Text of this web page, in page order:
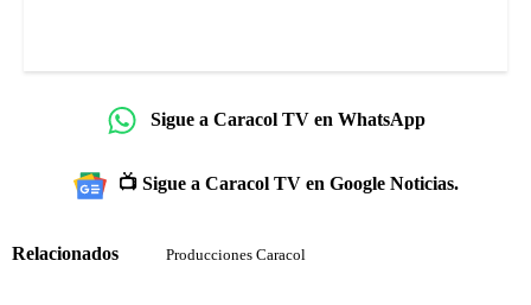
Sigue a Caracol TV en WhatsApp
📺 Sigue a Caracol TV en Google Noticias.
Relacionados Producciones Caracol